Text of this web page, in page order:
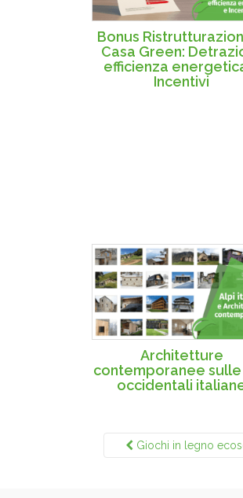
Bonus
Casa Green:
efficienza
Incentivi
Architetture
contemporanee sulle
occidentali
Giochi in legno